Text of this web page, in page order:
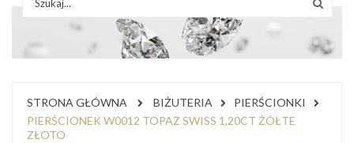
STRONA GŁÓWNA BIŻUTERIA
PIERŚCIONKI
PIERŚCIONEK W0012 TOPAZ SWISS 1,20CT ŻÓŁTE
ZŁOTO